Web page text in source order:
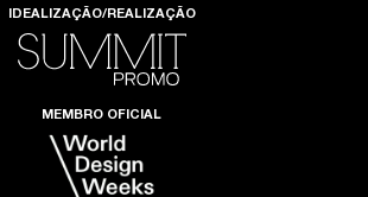
IDEALIZAÇÃO/REALIZAÇÃO
MEMBRO OFICIAL